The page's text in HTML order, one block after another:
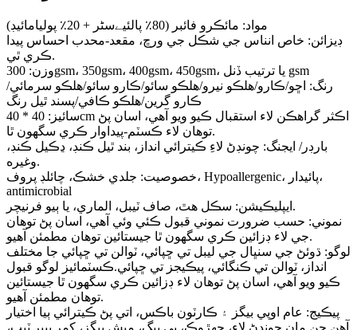
مواد: مائڪرو فائبر (80٪ پالئیےسٹر + 20٪ پوليامائيڊ)
ڊيزائن: خاص انناس جي شڪل جي ورڇ، مقعد-محدب احساس پيدا
ڪري ٿي.
وزن: 300gsm، 350gsm، 400gsm، 450gsm، يا ترتيب ڏنل gsm
رنگ: اڇو/ڪارو/هلڪو نيرو/هلڪو سائو/ڪارو سائو/هلڪو سرمائي/
ڪارو گرين/هلڪو ڪافي/پسند ٿيل رنگ
سائيز: 40 * 40cm اڪثر گراهڪن لاء استقبال ڪيو ويو آهي، اسان پڻ
توهان لاء ڪسٽم-پيداوار ڪري سگهون ٿا.
بارڊر/ ايجنگ: چونڊڻ لاءِ ڪيترائي انداز، بند ٿيل ڪنڊ، ڍڪيل ڪنڊ،
وغيره.
خصوصيت: جلدي خشڪ، چائلڊ پروف، Hypoallergenic، پائيدار،
antimicrobial
ايپليڪيشن: سڪل هٿ، صاف ٽيبل، الماري، يا ٻيو فرنيچر.
نموني: حسب ضرورت نموني قبول ڪئي وئي آهي، اسان پڻ توهان
جي لاء ڊزائين ڪري سگهون ٿا جيستائين توهان مطمئن آهيو.
لوگو: ڌوئڻ جي سنڀال جي ليبل تي ڇپائي، ٽوالن تي ڇپائي جا مختلف
انداز، ٽوالن تي ڪنگائي، پيڪيجز تي ڇپائي.ڪسٽمائيز لوگو قبول
ڪيو ويو آهي، اسان پڻ توهان لاء ڊزائين ڪري سگهون ٿا جيستائين
توهان مطمئن آهيو.
پيڪيج: عام اوپي بيگز ۽ ڪارٽون باڪس، اتي پڻ ڪيترائي ٻيا اختيار